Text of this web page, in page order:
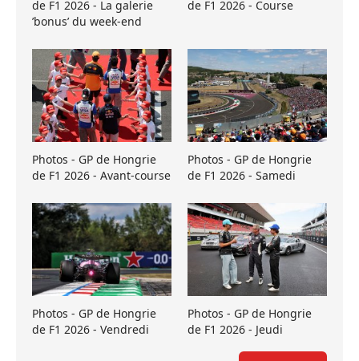
de F1 2026 - La galerie
’bonus’ du week-end
de F1 2026 - Course
Photos - GP de Hongrie
de F1 2026 - Avant-course
Photos - GP de Hongrie
de F1 2026 - Samedi
Photos - GP de Hongrie
de F1 2026 - Vendredi
Photos - GP de Hongrie
de F1 2026 - Jeudi